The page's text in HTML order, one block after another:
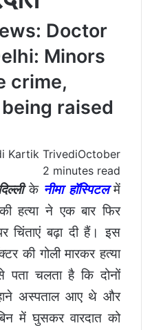
Doctor
Minors
crime,
raised
Kartik TrivediOctober
2 minutes read
के नीमा हॉस्पिटलमें
हत्या ने एक बार फिर
चिंताएं बढ़ा दी हैं। इस
की गोली मारकर हत्या
पता चलता है कि दोनों
अस्पताल आए थे और
में घुसकर वारदात को